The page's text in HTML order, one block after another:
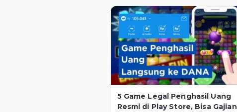
5 Game Legal Penghasil Uang
Resmi di Play Store, Bisa Gajian